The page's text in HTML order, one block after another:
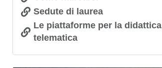
Sedute di laurea
Le piattaforme per la didattica
telematica